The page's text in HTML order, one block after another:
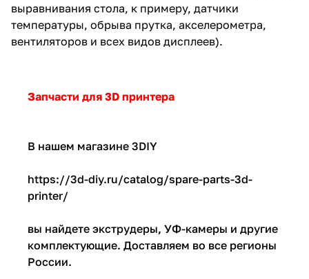
выравнивания стола, к примеру, датчики
температуры, обрыва прутка, акселерометра,
вентиляторов и всех видов дисплеев).
Запчасти для 3D принтера
В нашем магазине 3DIY
https://3d-diy.ru/catalog/spare-parts-3d-
printer/
вы найдете экструдеры, УФ-камеры и другие
комплектующие. Доставляем во все регионы
России.